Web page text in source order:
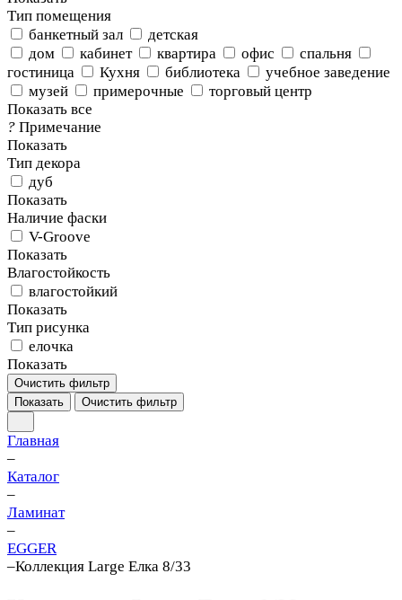
Тип помещения
банкетный зал
детская
дом
кабинет квартира офис
спальня
гостиница
Кухня библиотека
учебное заведение
музей
примерочные
торговый центр
Показать все
? Примечание
Показать
Тип декора
дуб
Показать
Наличие фаски
V-Groove
Показать
Влагостойкость
влагостойкий
Показать
Тип рисунка
елочка
Показать
Очистить фильтр
Показать
Очистить фильтр
Главная
–
Каталог
–
Ламинат
–
EGGER
–Коллекция Large Елка 8/33